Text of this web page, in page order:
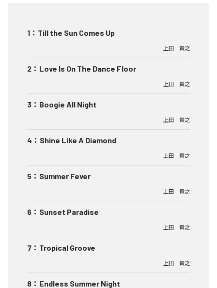
1 ： Till the Sun Comes Up
上田 貴之
2 ： Love Is On The Dance Floor
上田 貴之
3 ： Boogie All Night
上田 貴之
4 ： Shine Like A Diamond
上田 貴之
5 ： Summer Fever
上田 貴之
6 ： Sunset Paradise
上田 貴之
7 ： Tropical Groove
上田 貴之
8 ： Endless Summer Night